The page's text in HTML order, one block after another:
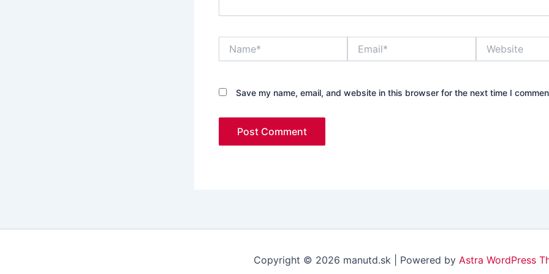
Save my name, email, and website in this browser for the next time I
Copyright © 2026 manutd.sk | Powered by Astra WordPress